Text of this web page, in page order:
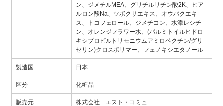
ン、ジメチルMEA、グリチルリチン酸2K、ヒア
ルロン酸Na、ツボクサエキス、オウバクエキ
ス、トコフェロール、ジメチコン、水添レシチ
ン、オレンジフラワー水、(パルミトイルヒドロ
キシプロピルトリモニウムアミロペクチン/グリ
セリン)クロスポリマー、フェノキシエタノール
製造国 日本
区分 化粧品
販売元 株式会社 エスト・コミュ